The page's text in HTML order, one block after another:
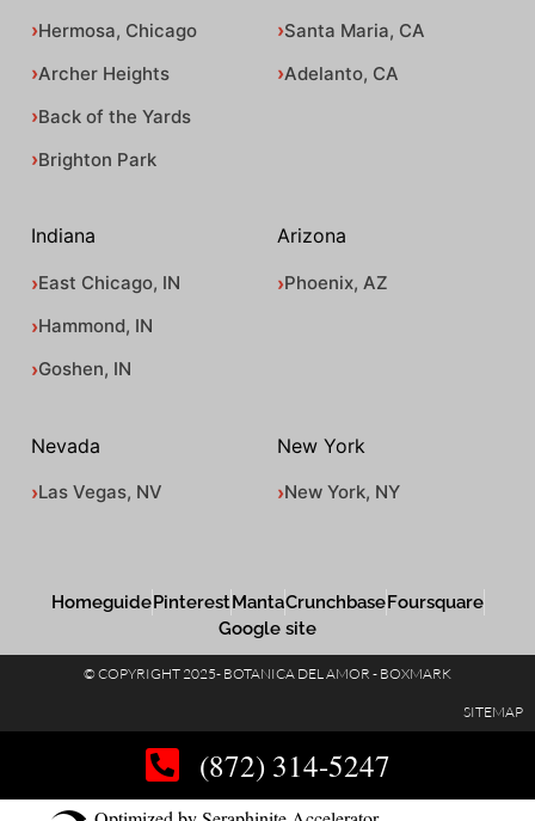
Hermosa, Chicago
Archer Heights
Back of the Yards
Brighton Park
Santa Maria, CA
Adelanto, CA
Indiana
East Chicago, IN
Hammond, IN
Goshen, IN
Arizona
Phoenix, AZ
Nevada
Las Vegas, NV
New York
New York, NY
HomeguidePinterestMantaCrunchbaseFoursquare
Google site
© COPYRIGHT 2025- BOTANICA DEL AMOR - BOXMARK
SITEMAP
(872) 314-5247